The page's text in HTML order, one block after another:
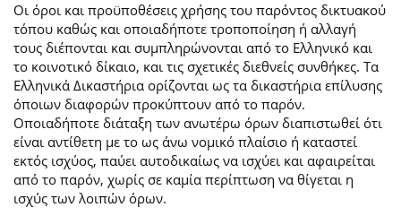
Οι όροι και προϋποθέσεις χρήσης του παρόντος δικτυακού
τόπου καθώς και οποιαδήποτε τροποποίηση ή αλλαγή
τους διέπονται και συμπληρώνονται από το Ελληνικό και
το κοινοτικό δίκαιο, και τις σχετικές διεθνείς συνθήκες. Τα
Ελληνικά Δικαστήρια ορίζονται ως τα δικαστήρια επίλυσης
όποιων διαφορών προκύπτουν από το παρόν.
Οποιαδήποτε διάταξη των ανωτέρω όρων διαπιστωθεί ότι
είναι αντίθετη με το ως άνω νομικό πλαίσιο ή καταστεί
εκτός ισχύος, παύει αυτοδικαίως να ισχύει και αφαιρείται
από το παρόν, χωρίς σε καμία περίπτωση να θίγεται η
ισχύς των λοιπών όρων.